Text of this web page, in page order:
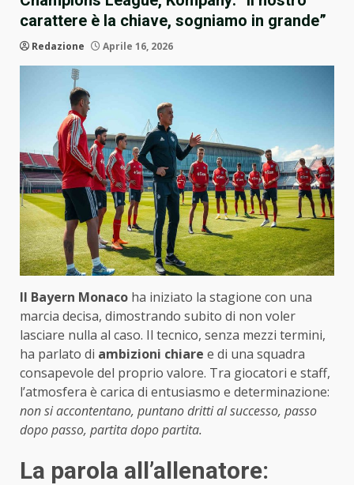
carattere è la chiave, sogniamo in grande”
Redazione Aprile 16, 2026
Il Bayern Monaco ha iniziato la stagione con una
marcia decisa, dimostrando subito di non voler
lasciare nulla al caso. Il tecnico, senza mezzi termini,
ha parlato di ambizioni chiare e di una squadra
consapevole del proprio valore. Tra giocatori e staff,
l’atmosfera è carica di entusiasmo e determinazione:
non si accontentano, puntano dritti al successo, passo
dopo passo, partita dopo partita.
La parola all’allenatore: